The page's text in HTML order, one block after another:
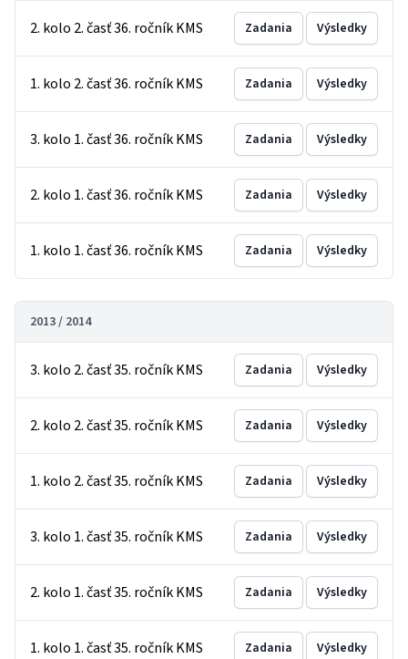
2. kolo 2. časť 36. ročník KMS Zadania Výsledky
1. kolo 2. časť 36. ročník KMS Zadania Výsledky
3. kolo 1. časť 36. ročník KMS Zadania Výsledky
2. kolo 1. časť 36. ročník KMS Zadania Výsledky
1. kolo 1. časť 36. ročník KMS Zadania Výsledky
2013 / 2014
3. kolo 2. časť 35. ročník KMS Zadania Výsledky
2. kolo 2. časť 35. ročník KMS Zadania Výsledky
1. kolo 2. časť 35. ročník KMS Zadania Výsledky
3. kolo 1. časť 35. ročník KMS Zadania Výsledky
2. kolo 1. časť 35. ročník KMS Zadania Výsledky
1. kolo 1. časť 35. ročník KMS Zadania Výsledky